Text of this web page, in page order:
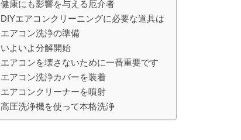
健康にも影響を与える厄介者
DIYエアコンクリーニングに必要な道具は
エアコン洗浄の準備
いよいよ分解開始
エアコンを壊さないために一番重要です
エアコン洗浄カバーを装着
エアコンクリーナーを噴射
高圧洗浄機を使って本格洗浄